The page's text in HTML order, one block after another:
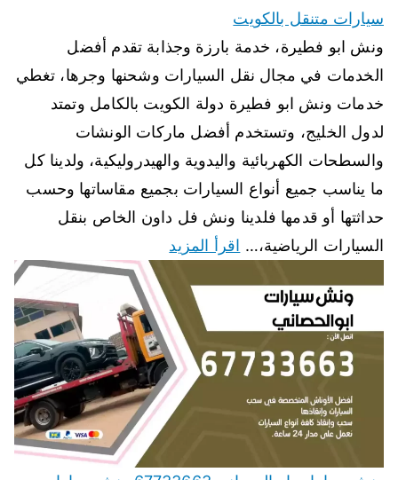
سيارات متنقل بالكويت
ونش ابو فطيرة، خدمة بارزة وجذابة تقدم أفضل
الخدمات في مجال نقل السيارات وشحنها وجرها، تغطي
خدمات ونش ابو فطيرة دولة الكويت بالكامل وتمتد
لدول الخليج، وتستخدم أفضل ماركات الونشات
والسطحات الكهربائية واليدوية والهيدروليكية، ولدينا كل
ما يناسب جميع أنواع السيارات بجميع مقاساتها وحسب
حداثتها أو قدمها فلدينا ونش فل داون الخاص بنقل
السيارات الرياضية،… اقرأ المزيد